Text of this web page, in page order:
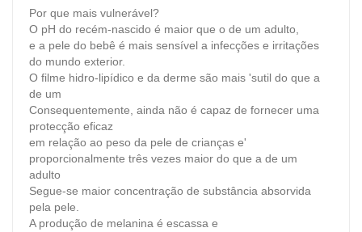
Por que mais vulnerável?
O pH do recém-nascido é maior que o de um adulto,
e a pele do bebê é mais sensível a infecções e irritações
do mundo exterior.
O filme hidro-lipídico e da derme são mais 'sutil do que a
de um
Consequentemente, ainda não é capaz de fornecer uma
protecção eficaz
em relação ao peso da pele de crianças e'
proporcionalmente três vezes maior do que a de um
adulto
Segue-se maior concentração de substância absorvida
pela pele.
A produção de melanina é escassa e